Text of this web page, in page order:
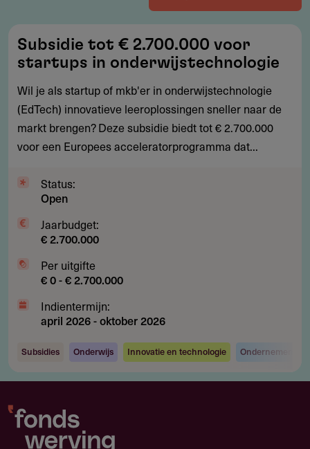
tot
€
2.700.000
voor
startups
in
Subsidie tot € 2.700.000 voor
startups in onderwijstechnologie
Wil je als startup of mkb'er in onderwijstechnologie
(EdTech) innovatieve leeroplossingen sneller naar de
markt brengen? Deze subsidie biedt tot € 2.700.000
voor een Europees acceleratorprogramma dat...
Status:
Open
Jaarbudget:
€ 2.700.000
Per uitgifte
€ 0 - € 2.700.000
Indientermijn:
april 2026-oktober 2026
Subsidies Onderwijs Innovatie en technologie Ondernemen en